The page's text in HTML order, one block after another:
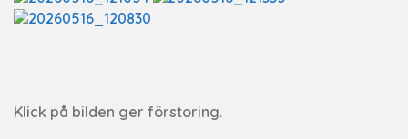
Klick på bilden ger förstoring.